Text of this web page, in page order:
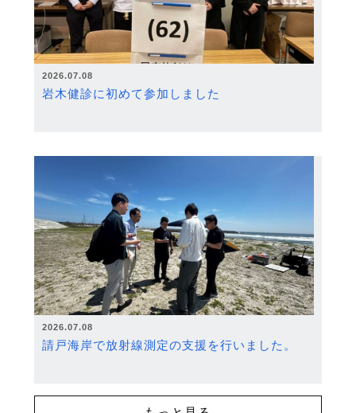
2026.07.08
岩木健診に初めて参加しました
2026.07.08
請戸海岸で放射線測定の支援を行いました。